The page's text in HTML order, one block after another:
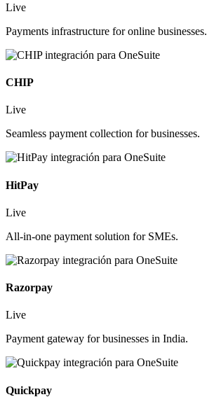
Live
Payments infrastructure for online businesses.
CHIP
Live
Seamless payment collection for businesses.
HitPay
Live
All-in-one payment solution for SMEs.
Razorpay
Live
Payment gateway for businesses in India.
Quickpay